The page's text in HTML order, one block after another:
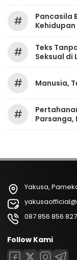
#
Pancasila
#
Teks
Seksual di
# Manusia,
#
Parsanga,
Yakusa,
087 856 856 827
Follow Kami